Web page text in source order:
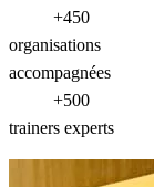
+450
organisations
accompagnées
+500
trainers experts